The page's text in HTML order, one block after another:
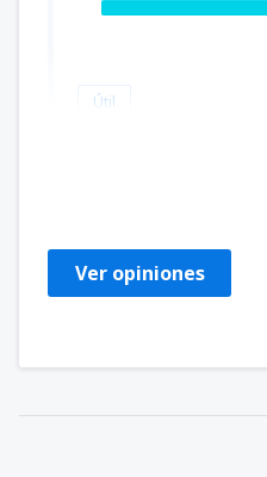
Útil
Ver opiniones